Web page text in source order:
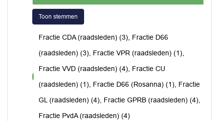
Toon stemmen
voor
Fractie CDA (raadsleden) (3), Fractie D66
(raadsleden) (3), Fractie VPR (raadsleden) (1),
Fractie VVD (raadsleden) (4), Fractie CU
(raadsleden) (1), Fractie D66 (Rosanna) (1), Fractie
GL (raadsleden) (4), Fractie GPRB (raadsleden) (4),
Fractie PvdA (raadsleden) (4)